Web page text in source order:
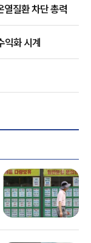
질환 차단 총력
익화 시계